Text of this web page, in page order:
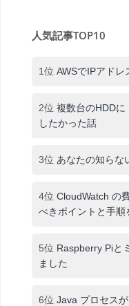
人気記事TOP10
1位 AWSでIPアドレ
2位 複数台のHDDに
したかった話
3位 あなたの知らな
4位 CloudWatch の
べきポイントと手順
5位 Raspberry Piと
ました
6位 Java プロセス